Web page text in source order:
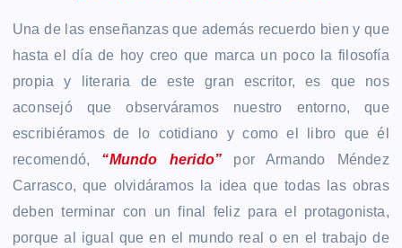
Una de las enseñanzas que además recuerdo bien y que
hasta el día de hoy creo que marca un poco la filosofía
propia y literaria de este gran escritor, es que nos
aconsejó que observáramos nuestro entorno, que
escribiéramos de lo cotidiano y como el libro que él
recomendó, “Mundo herido” por Armando Méndez
Carrasco, que olvidáramos la idea que todas las obras
deben terminar con un final feliz para el protagonista,
porque al igual que en el mundo real o en el trabajo de